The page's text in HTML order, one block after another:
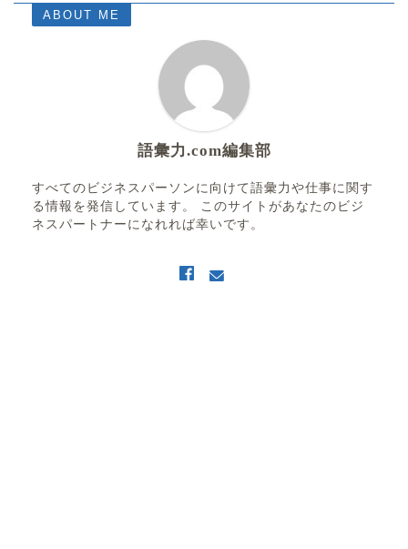
ABOUT ME
語彙力.com編集部
すべてのビジネスパーソンに向けて語彙力や仕事に関す
る情報を発信しています。 このサイトがあなたのビジ
ネスパートナーになれれば幸いです。